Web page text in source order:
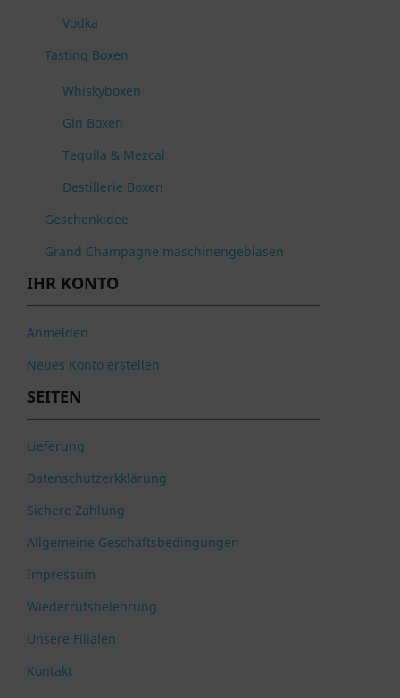
Vodka
Tasting Boxen
Whiskyboxen
Gin Boxen
Tequila & Mezcal
Destillerie Boxen
Geschenkidee
Grand Champagne maschinengeblasen
IHR KONTO
Anmelden
Neues Konto erstellen
SEITEN
Lieferung
Datenschutzerkklärung
Sichere Zahlung
Allgemeine Geschäftsbedingungen
Impressum
Wiederrufsbelehrung
Unsere Filialen
Kontakt